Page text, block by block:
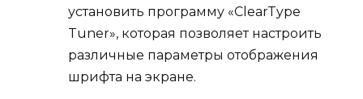
установить программу «ClearType
Tuner», которая позволяет настроить
различные параметры отображения
шрифта на экране.